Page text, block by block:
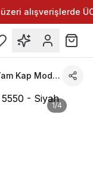
alışverişlerde
Tam Kap Modal Sütyen Doreanse 5550
1/4